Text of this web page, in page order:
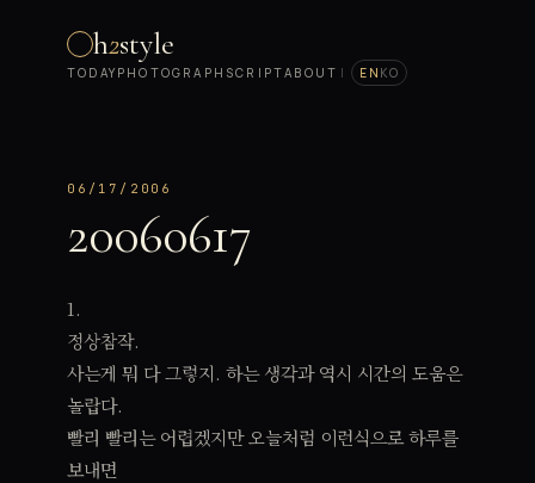
h2style
TODAY PHOTOGRAPH SCRIPTABOUT | EN KO
06/17/2006
20060617
1.
정상참작.
사는게 뭐 다 그렇지. 하는 생각과 역시 시간의 도움은
놀랍다.
빨리 빨리는 어렵겠지만 오늘처럼 이런식으로 하루를
보내면